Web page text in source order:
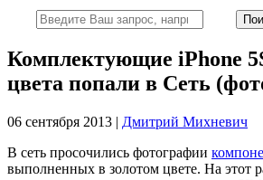
Комплектующие iPhone
цвета попали в Сеть
06 сентября 2013 | Дмитрий Михневич
В сеть просочились фотографии
выполненных в золотом цвете. На этот